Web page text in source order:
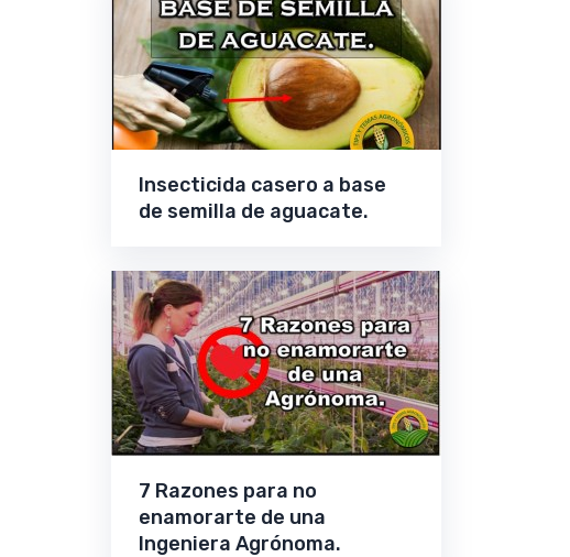
Insecticida casero a base
de semilla de aguacate.
7 Razones para no
enamorarte de una
Ingeniera Agrónoma.